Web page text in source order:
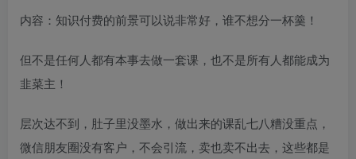
内容：知识付费的前景可以说非常好，谁不想分一杯羹！
但不是任何人都有本事去做一套课，也不是所有人都能成为
韭菜主！
层次达不到，肚子里没墨水，做出来的课乱七八糟没重点，
微信朋友圈没有客户，不会引流，卖也卖不出去，这些都是